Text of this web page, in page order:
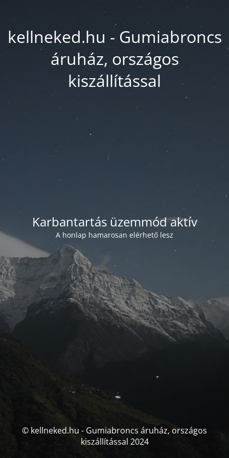
kellneked.hu - Gumiabroncs
áruház, országos
kiszállítással
Karbantartás üzemmód aktív
A honlap hamarosan elérhető lesz
© kellneked.hu - Gumiabroncs áruház, országos
kiszállítással 2024